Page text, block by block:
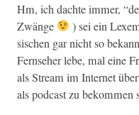
Hm, ich dachte immer,
Zwänge
) sei ein
sis­chen gar nicht so
Fernse­her lebe, mal eine
als Stream im Inter­net
als pod­cast zu bekom­men